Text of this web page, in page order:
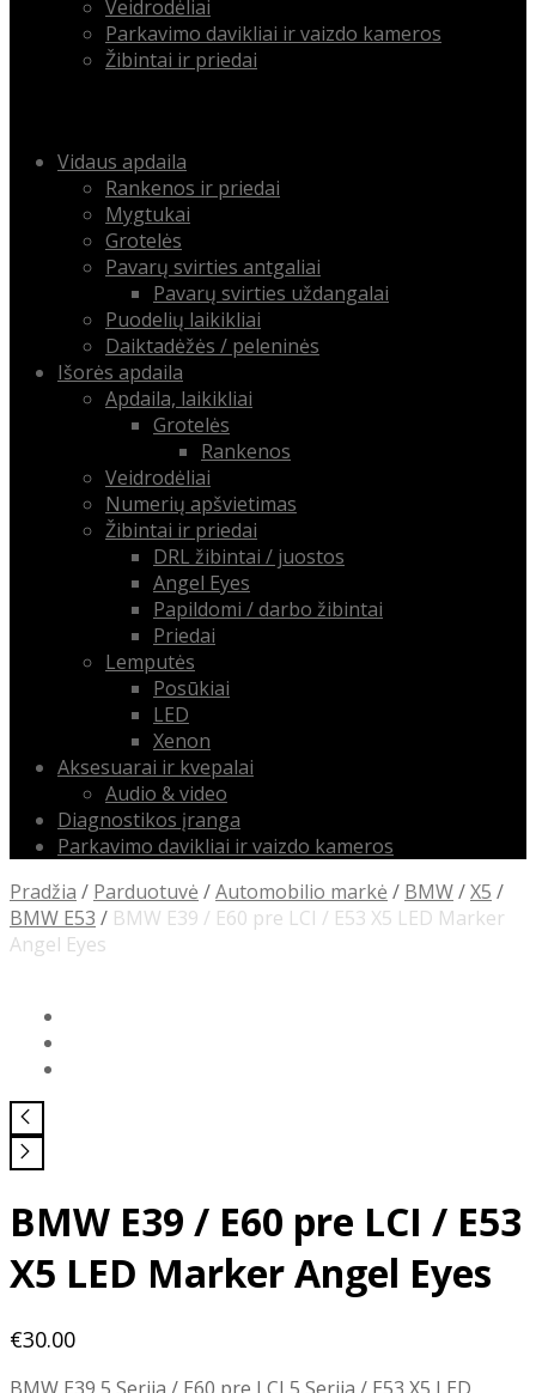
Veidrodėliai
Parkavimo davikliai ir vaizdo kameros
Žibintai ir priedai
Skip Vidaus apdaila
Rankenos ir priedai
Mygtukai
Grotelės
Pavarų svirties antgaliai
Pavarų svirties uždangalai
Puodelių laikikliai
Daiktadėžės / peleninės
Išorės apdaila
Apdaila, laikikliai
Grotelės
Rankenos
Veidrodėliai
Numerių apšvietimas
Žibintai ir priedai
DRL žibintai / juostos
Angel Eyes
Papildomi / darbo žibintai
Priedai
Lemputės
Posūkiai
LED
Xenon
Aksesuarai ir kvepalai
Audio & video
Diagnostikos įranga
Parkavimo davikliai ir vaizdo kameros
Pradžia / Parduotuvė /Automobilio markė / BMW/X5 /
BMW E53 / BMW E39 / E60 pre LCI / E53 X5 LED Marker
Angel Eyes
BMW E39 / E60 pre LCI / E53
X5 LED Marker Angel Eyes
€30.00